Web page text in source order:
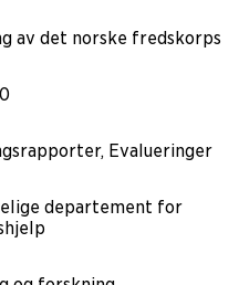
av det norske fredskorps
Evalueringer
departement for